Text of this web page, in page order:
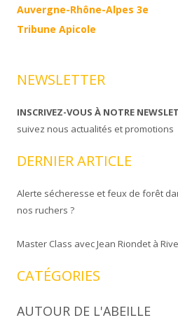
Article
Auvergne-Rhône-Alpes 3e
Tribune Apicole
NEWSLETTER
INSCRIVEZ-VOUS À NOTRE
suivez nous actualités et promotions
DERNIER ARTICLE
Alerte sécheresse et feux de forêt
nos ruchers ?
Master Class avec Jean Riondet à
CATÉGORIES
AUTOUR DE L'ABEILLE